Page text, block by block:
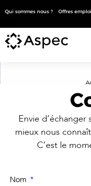
Qui sommes nous ? Offres emploi
Envie
mieux nous
C’est le
Nom